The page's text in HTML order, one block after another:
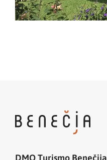
DMO Turismo Benečija